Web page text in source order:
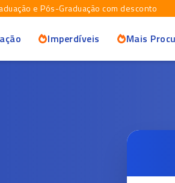
e Pós-Graduação com desconto
Imperdíveis Mais